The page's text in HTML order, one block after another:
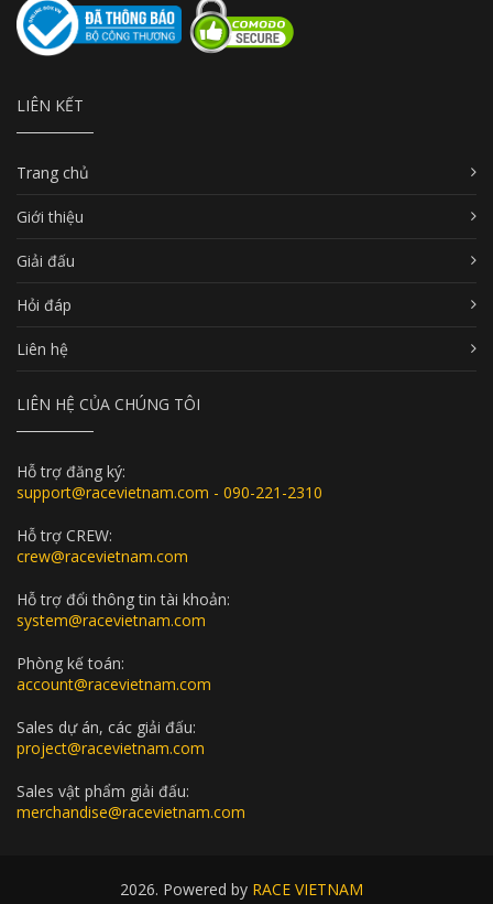
LIÊN KẾT
Trang chủ
Giới thiệu
Giải đấu
Hỏi đáp
Liên hệ
LIÊN HỆ CỦA CHÚNG TÔI
Hỗ trợ đăng ký:
support@racevietnam.com - 090-221-2310
Hỗ trợ CREW:
crew@racevietnam.com
Hỗ trợ đổi thông tin tài khoản:
system@racevietnam.com
Phòng kế toán:
account@racevietnam.com
Sales dự án, các giải đấu:
project@racevietnam.com
Sales vật phẩm giải đấu:
merchandise@racevietnam.com
2026. Powered by RACE VIETNAM